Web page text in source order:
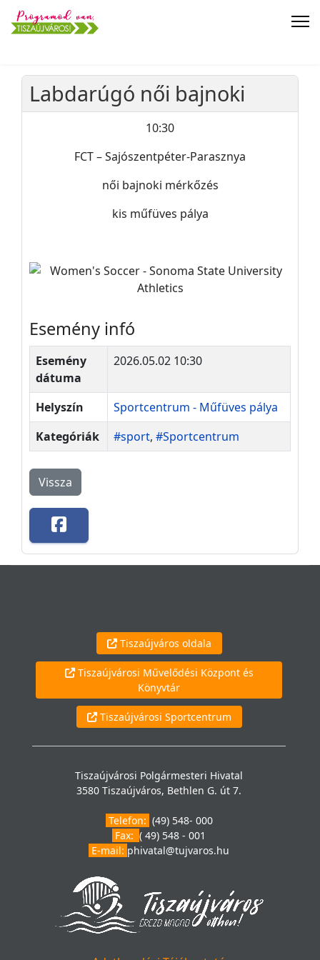
Labdarúgó női bajnoki
10:30
FCT – Sajószentpéter-Parasznya
női bajnoki mérkőzés
kis műfüves pálya
Esemény infó
Esemény
dátuma
2026.05.02 10:30
Helyszín
Sportcentrum - Műfüves pálya
Kategóriák
#sport, #Sportcentrum
Vissza
Tiszaújváros oldala
Tiszaújvárosi Művelődési Központ és
Könyvtár
Tiszaújvárosi Sportcentrum
Tiszaújvárosi Polgármesteri Hivatal
3580 Tiszaújváros, Bethlen G. út 7.
Telefon: (49) 548- 000
Fax: ( 49) 548 - 001
E-mail: phivatal@tujvaros.hu